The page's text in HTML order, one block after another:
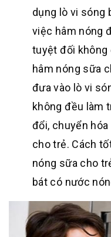
dụng lò vi sóng
việc hâm nóng
tuyệt đối không
hâm nóng sữa
đưa vào lò vi
không đều làm
đổi, chuyển
cho trẻ. Cách
nóng sữa cho
bát có nước